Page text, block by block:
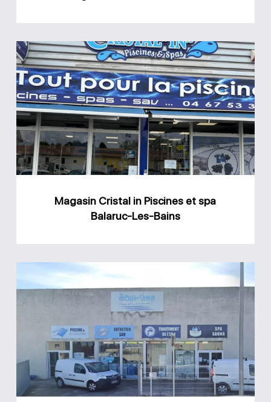
Magasin
Cristal
in
Piscines
et
spa
Balaruc-
Bains
Magasin Cristal in Piscines et spa
Balaruc-Les-Bains
Aqua
Shop
L.R
Agde